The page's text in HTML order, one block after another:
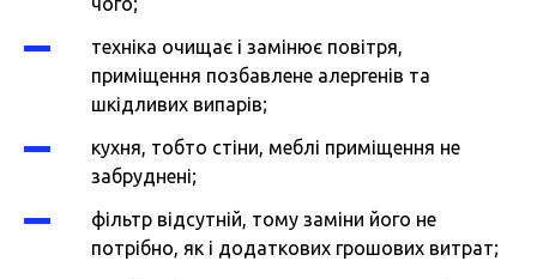
техніка очищає і замінює повітря,
приміщення позбавлене алергенів та
шкідливих випарів;
кухня, тобто стіни, меблі приміщення не
забруднені;
фільтр відсутній, тому заміни його не
потрібно, як і додаткових грошових витрат;